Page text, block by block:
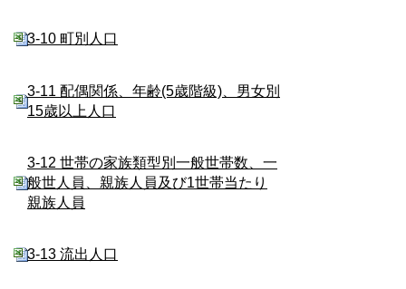
3-10 町別人口
3-11 配偶関係、年齢(5歳階級)、男女別
15歳以上人口
3-12 世帯の家族類型別一般世帯数、一
般世人員、親族人員及び1世帯当たり
親族人員
3-13 流出人口